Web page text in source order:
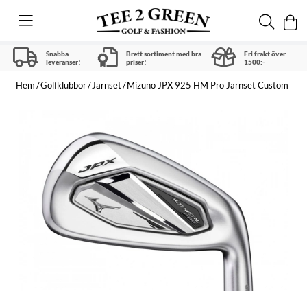
Snabba
leveranser!
Brett sortiment med bra
priser!
Fri frakt över
1500:-
Hem Golfklubbor Järnset Mizuno JPX 925 HM Pro Järnset Custom